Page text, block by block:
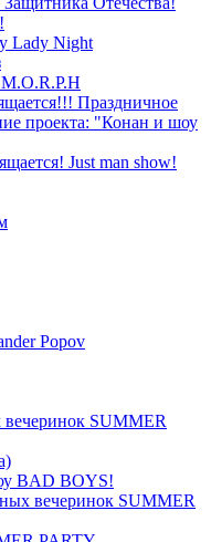
Lady Night
Праздничное
проекта: "Конан и шоу
Just man show!
Popov
SUMMER
BAD BOYS!
вечеринок SUMMER